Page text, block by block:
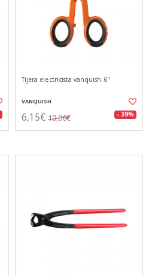
Tijera electricista vanquish 6"
VANQUISH
6,15€ 10,06€ - 39%